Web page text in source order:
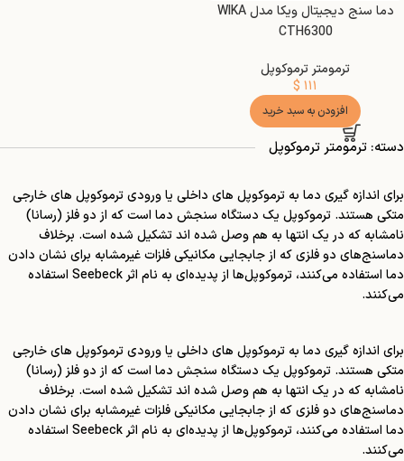
دما سنج دیجیتال ویکا مدل WIKA
CTH6300
ترمومتر ترموکوپل
$ ۱۱۱
افزودن به سبد خرید
دسته: ترمومتر ترموکوپل
برای اندازه گیری دما به ترموکوپل های داخلی یا ورودی ترموکوپل های خارجی
متکی هستند. ترموکوپل یک دستگاه سنجش دما است که از دو فلز (رسانا)
نامشابه که در یک انتها به هم وصل شده اند تشکیل شده است. برخلاف
دماسنج‌های دو فلزی که از جابجایی مکانیکی فلزات غیرمشابه برای نشان دادن
دما استفاده می‌کنند، ترموکوپل‌ها از پدیده‌ای به نام اثر Seebeck استفاده
می‌کنند.
برای اندازه گیری دما به ترموکوپل های داخلی یا ورودی ترموکوپل های خارجی
متکی هستند. ترموکوپل یک دستگاه سنجش دما است که از دو فلز (رسانا)
نامشابه که در یک انتها به هم وصل شده اند تشکیل شده است. برخلاف
دماسنج‌های دو فلزی که از جابجایی مکانیکی فلزات غیرمشابه برای نشان دادن
دما استفاده می‌کنند، ترموکوپل‌ها از پدیده‌ای به نام اثر Seebeck استفاده
می‌کنند.